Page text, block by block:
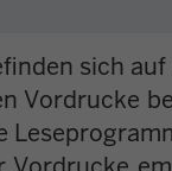
sich
Vordrucke